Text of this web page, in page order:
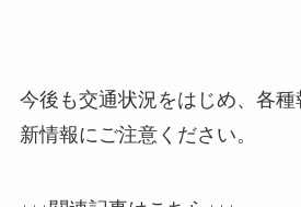
今後も交通状況をはじめ、各
新情報にご注意ください。